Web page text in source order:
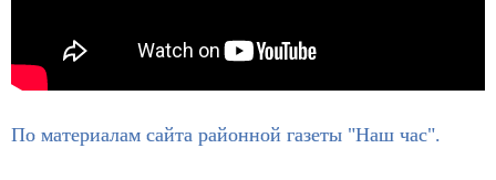
По материалам сайта районной газеты "Наш час".